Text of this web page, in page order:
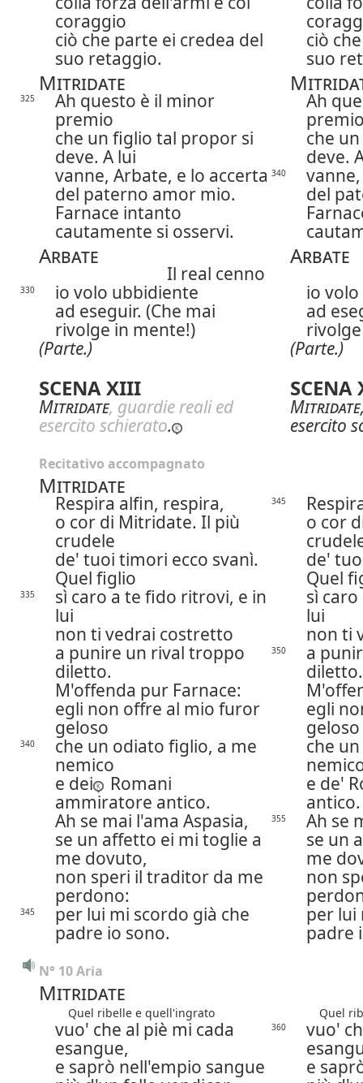
coraggio
ciò che parte ei credea del
suo retaggio.
ciò
suo
Mitridate
325
Ah questo è il minor
premio
Ah
che un figlio tal propor si
deve. A lui
che
deve.
vanne, Arbate, e lo accerta 340
del paterno amor mio.
Farnace intanto
del
cautamente si osservi.
Arbate Arbate
Il real cenno
330 io volo ubbidiente
io
ad eseguir. (Che mai
rivolge in mente!)
ad
(Parte.)
(Parte.)
SCENA XIII
Mitridate, guardie reali ed
esercito schierato.
Mitridate
esercito
Recitativo accompagnato
Mitridate
Respira alfin, respira, 345
o cor di Mitridate. Il più
crudele
o cor
de' tuoi timori ecco svanì.
Quel figlio
de'
Quel
335
sì caro a te fido ritrovi, e in
lui
sì
lui
non ti vedrai costretto
non ti
a punire un rival troppo
diletto.
350
a
diletto.
M'offenda pur Farnace:
egli non offre al mio furor
geloso
egli
geloso
340
che un odiato figlio, a me
nemico
che
e dei
Romani
ammiratore antico.
e de'
antico.
Ah se mai l'ama Aspasia,
355
Ah se
se un affetto ei mi toglie a
me dovuto,
se un
me
non speri il traditor da me
perdono:
non
345
per lui mi scordo già che
padre io sono.
per lui
padre
N° 10 Aria
Mitridate
Quel ribelle e quell'ingrato Quel
vuo' che al piè mi cada
esangue,
360
vuo'
e saprò nell'empio sangue
e